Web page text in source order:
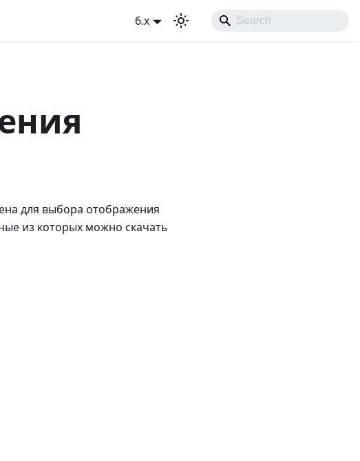
6.x
для выбора отображения
из которых можно скачать